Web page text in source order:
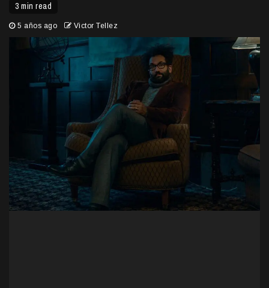
3 min read
5 años ago Victor Tellez